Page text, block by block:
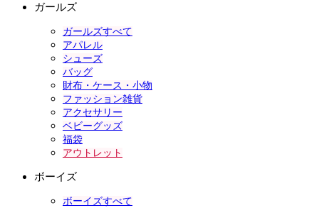
ガールズ
ガールズすべて
アパレル
シューズ
バッグ
財布・ケース・小物
ファッション雑貨
アクセサリー
ベビーグッズ
福袋
アウトレット
ボーイズ
ボーイズすべて